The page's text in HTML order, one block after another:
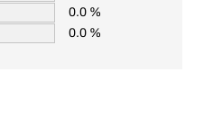
0.0 %
0.0 %